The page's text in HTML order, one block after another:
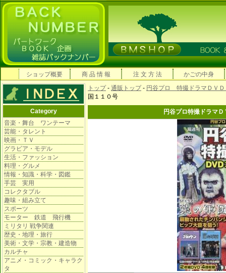
ショップ概要 商 品 情 報 注 文 方 法 かごの中身
Category
音楽・舞台 ワンテーマ
芸能・タレント
映画・ＴＶ
グラビア・モデル
生活・ファッション
料理・グルメ
情報・知識・科学・図鑑
手芸 実用
コレクタブル
趣味・組み立て
スポーツ
モーター 鉄道 飛行機
ミリタリ 戦争関連
歴史・地理・旅行
美術・文学・宗教・建造物
カルチャ
アニメ・コミック・キャラク
タ
トップ- 通販トップ- 円谷プロ 特撮ドラマＤＶＤ
国１１０号
円谷プロ特撮ドラマ